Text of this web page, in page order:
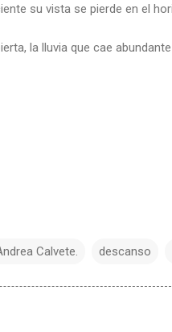
su vista se pierde en el
la lluvia que cae
Calvete. descanso